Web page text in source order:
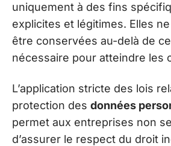
uniquement à des fins
explicites et légitimes. Elles
être conservées au-delà de
nécessaire pour atteindre les
L’application stricte des lois
protection des données
permet aux entreprises non
d’assurer le respect du droit